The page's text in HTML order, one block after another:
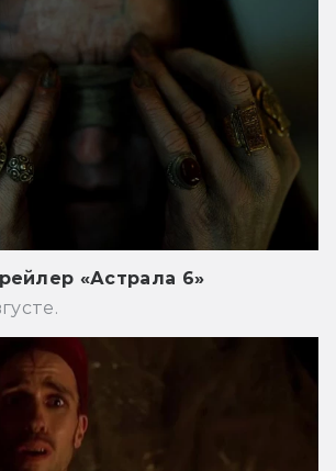
«Астрала 6»